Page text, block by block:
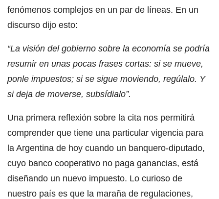
fenómenos complejos en un par de líneas. En un
discurso dijo esto:
“La visión del gobierno sobre la economía se podría
resumir en unas pocas frases cortas: si se mueve,
ponle impuestos; si se sigue moviendo, regúlalo. Y
si deja de moverse, subsídialo”.
Una primera reflexión sobre la cita nos permitirá
comprender que tiene una particular vigencia para
la Argentina de hoy cuando un banquero-diputado,
cuyo banco cooperativo no paga ganancias, está
diseñando un nuevo impuesto. Lo curioso de
nuestro país es que la maraña de regulaciones,